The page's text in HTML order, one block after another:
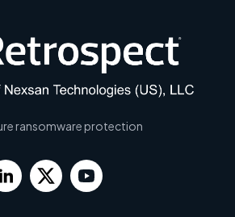
ransomware protection